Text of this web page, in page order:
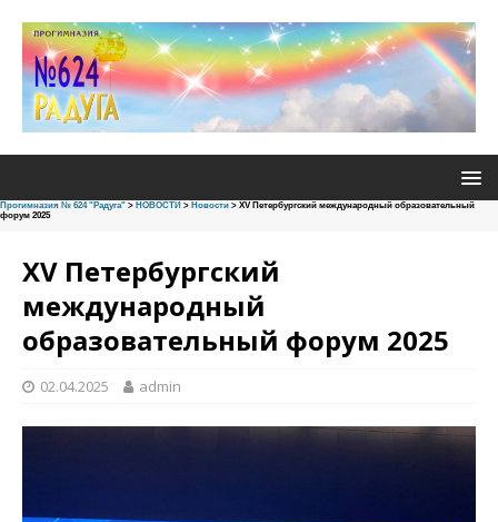
Прогимназия № 624 "Радуга" > НОВОСТИ > Новости > XV Петербургский международный образовательный
форум 2025
XV Петербургский
международный
образовательный форум 2025
02.04.2025 admin